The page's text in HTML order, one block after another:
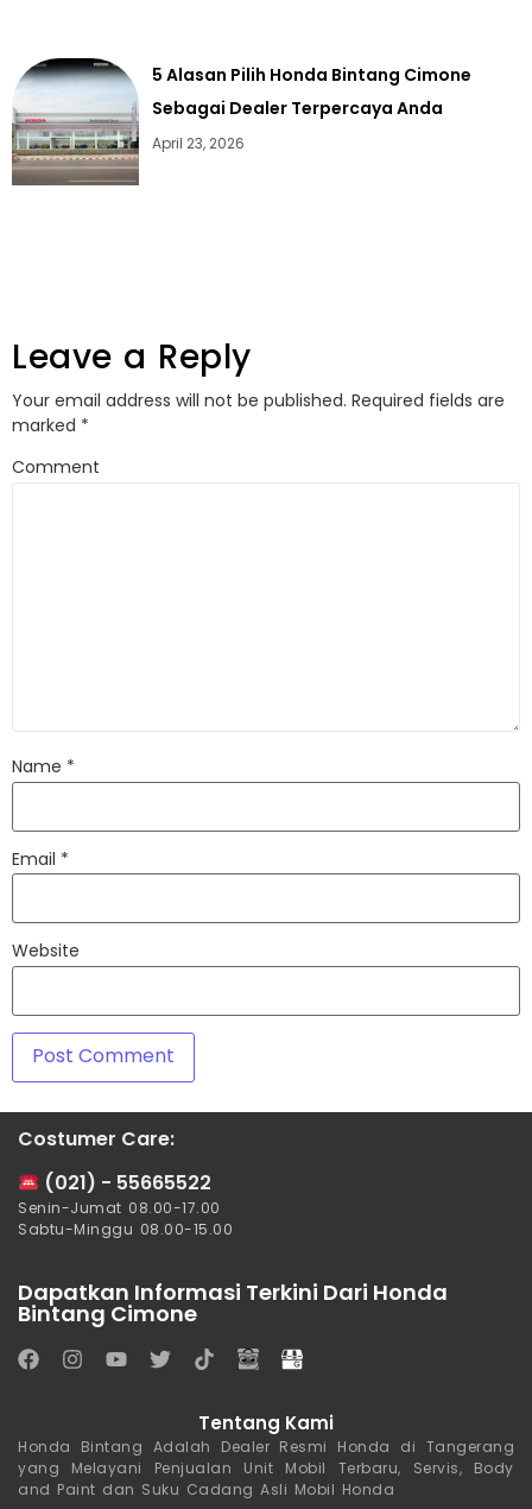
5 Alasan Pilih Honda Bintang Cimone
Sebagai Dealer Terpercaya Anda
April 23, 2026
Leave a Reply
Your email address will not be published. Required fields are
marked *
Comment
Name *
Email *
Website
Costumer Care:
(021) - 55665522
Senin-Jumat 08.00-17.00
Sabtu-Minggu 08.00-15.00
Dapatkan Informasi Terkini Dari Honda
Bintang Cimone
Tentang Kami
Honda Bintang Adalah Dealer Resmi Honda di Tangerang
yang Melayani Penjualan Unit Mobil Terbaru, Servis, Body
and Paint dan Suku Cadang Asli Mobil Honda